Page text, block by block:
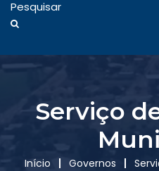
Serviço
Início Governos